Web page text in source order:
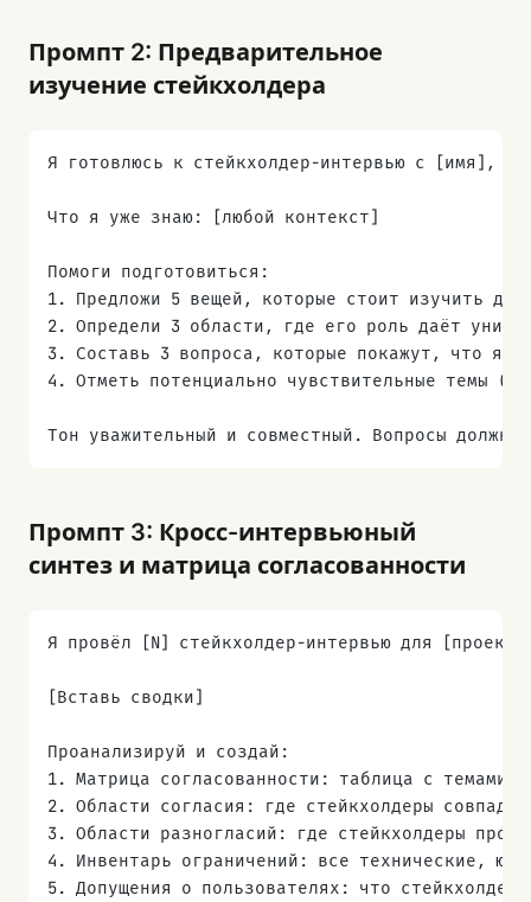
- 2-3 вопроса по каждой теме, адаптированных
- 1-2 уточняющих зонда для каждого вопроса
Промпт 2: Предварительное
изучение стейкхолдера
Я готовлюсь к стейкхолдер-интервью с [имя],
Что я уже знаю: [любой контекст]
Помоги подготовиться:
1. Предложи 5 вещей, которые стоит изучить до
2. Определи 3 области, где его роль даёт
3. Составь 3 вопроса, которые покажут, что я
4. Отметь потенциально чувствительные темы
Тон уважительный и совместный. Вопросы
Промпт 3: Кросс-интервьюный
синтез и матрица согласованности
Я провёл [N] стейкхолдер-интервью для
[Вставь сводки]
Проанализируй и создай:
1. Матрица согласованности: таблица с темами
2. Области согласия: где стейкхолдеры
3. Области разногласий: где стейкхолдеры
4. Инвентарь ограничений: все технические,
5. Допущения о пользователях: что